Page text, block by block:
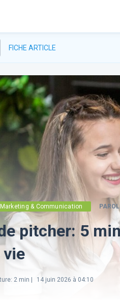
FICHE ARTICLE
& Communication
pitcher: 5
: 2 min | 14 juin 2026 à 04:10